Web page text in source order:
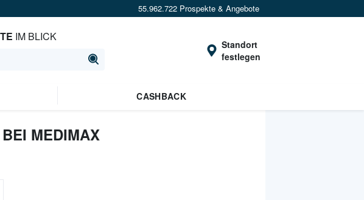
55.962.722 Prospekte & Angebote
IM BLICK
Standort
festlegen
CASHBACK
MEDIMAX